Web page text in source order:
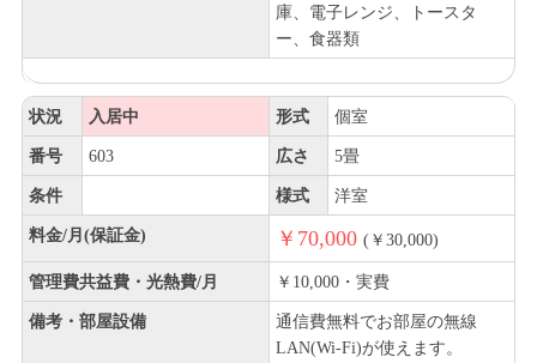
庫、電子レンジ、トースタ
ー、食器類
状況 入居中 形式 個室
番号 603 広さ 5畳
条件 様式 洋室
料金/月(保証金) ￥70,000 (￥30,000)
管理費共益費・光熱費/月 ￥10,000・実費
備考・部屋設備
通信費無料でお部屋の無線
LAN(Wi-Fi)が使えます。